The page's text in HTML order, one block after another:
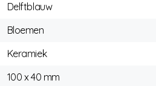
Delftblauw
Bloemen
Keramiek
100 x 40 mm